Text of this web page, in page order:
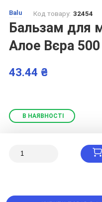
Balu Код товару: 32454
Бальзам для
Алое Вєра
43.44 ₴
В НАЯВНОСТІ